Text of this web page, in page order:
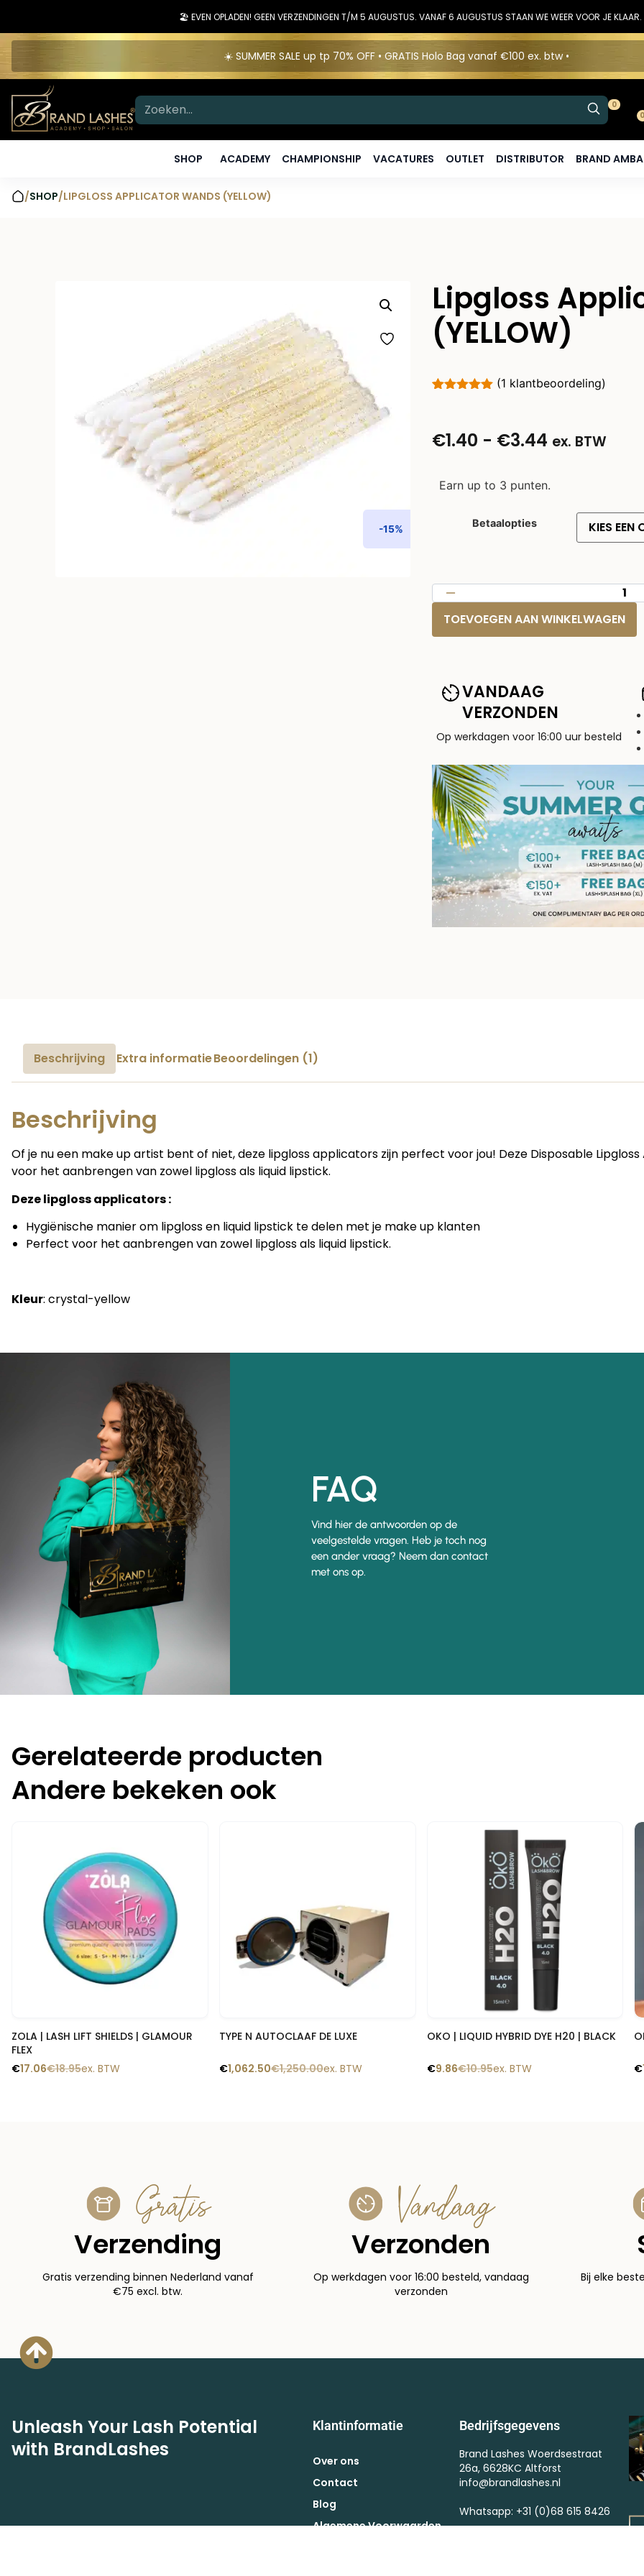
🏖️ EVEN OPLADEN! GEEN VERZENDINGEN T/M 5 AUGUSTUS. VANAF 6 AUGUSTUS STAAN WE WEER VOOR JE KLAAR.
☀️ SUMMER SALE up tp 70% OFF • GRATIS Holo Bag vanaf €100 ex. btw •
0
SHOP ACADEMY CHAMPIONSHIP VACATURES OUTLET DISTRIBUTOR BRAND
/SHOP/LIPGLOSS APPLICATOR WANDS (YELLOW)
-15%
Lipgloss
(YELLOW)
op
klantbeoordeling
(1 klantbeoordeling)
€1.40 - €3.44 ex. BTW
Earn up to 3 punten.
Betaalopties
TOEVOEGEN AAN WINKELWAGEN
VANDAAG
VERZONDEN
Op werkdagen voor 16:00 uur besteld
Beschrijving Extra informatieBeoordelingen (1)
Beschrijving
Of je nu een make up artist bent of niet, deze lipgloss applicators zijn perfect voor jou! Deze Disposable
voor het aanbrengen van zowel lipgloss als liquid lipstick.
Deze lipgloss applicators :
Hygiënische manier om lipgloss en liquid lipstick te delen met je make up klanten
Perfect voor het aanbrengen van zowel lipgloss als liquid lipstick.
Kleur: crystal-yellow
FAQ
Vind hier de antwoorden op de
veelgestelde vragen. Heb je toch nog
een ander vraag? Neem dan contact
met ons op.
Gerelateerde producten
Andere bekeken ook
Snelle blik
ZOLA | LASH LIFT SHIELDS | GLAMOUR
FLEX
€18.95
€17.06 ex. BTW
TYPE N AUTOCLAAF DE LUXE
€1,250.00
€1,062.50 ex. BTW
OKO | LIQUID HYBRID DYE H20 | BLACK
€10.95
€9.86 ex. BTW €
Gratis
Verzending
Gratis verzending binnen Nederland vanaf
€75 excl. btw.
Vandaag
Verzonden
Op werkdagen voor 16:00 besteld, vandaag
verzonden
Bij elke
Unleash Your Lash Potential
with BrandLashes
Klantinformatie
Over ons
Contact
Blog
Algemene Voorwaarden
Bedrijfsgegevens
Brand Lashes Woerdsestraat
26a, 6628KC Altforst
info@brandlashes.nl
Whatsapp: +31 (0)68 615 8426